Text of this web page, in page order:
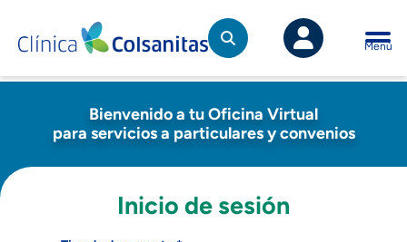
Menú
Bienvenido a tu Oficina Virtual
para servicios a particulares y convenios
Inicio de sesión